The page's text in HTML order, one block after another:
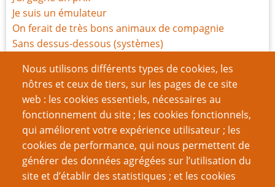
Nous utilisons différents types de cookies, les
nôtres et ceux de tiers, sur les pages de ce site
web : les cookies essentiels, nécessaires au
fonctionnement du site ; les cookies fonctionnels,
qui améliorent votre expérience utilisateur ; les
cookies de performance, qui nous permettent de
générer des données agrégées sur l’utilisation du
site et d’établir des statistiques ; et les cookies
Je suis un émulateur
On ferait de très bons animaux de compagnie
Sans dessus-dessous (systèmes)
Rapport de mission
Ode aux Indés
Les jeux en une page sont-ils sans valeur ?
La Carte-X ne vous sauvera pas de tout
Défi du gamer : un jeu par saison
Pagination 1
Page
suivante
››